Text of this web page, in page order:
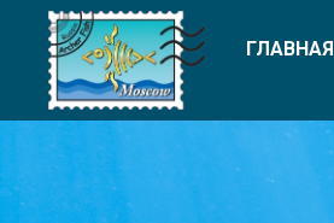
ГЛАВНАЯ